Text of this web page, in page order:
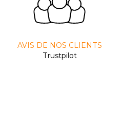
AVIS DE NOS CLIENTS
Trustpilot